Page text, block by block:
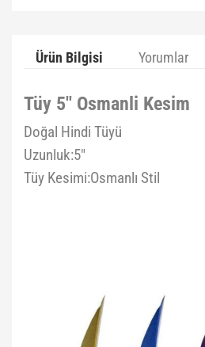
Ürün Bilgisi Yorumlar
Tüy 5'' Osmanli Kesim
Doğal Hindi Tüyü
Uzunluk:5"
Tüy Kesimi:Osmanlı Stil